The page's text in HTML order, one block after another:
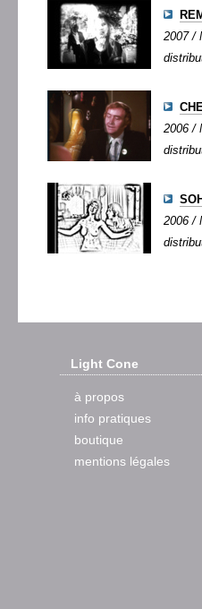
2007 /
2006 /
2006 /
Light Cone
à propos
info pratiques
boutique
mentions légales